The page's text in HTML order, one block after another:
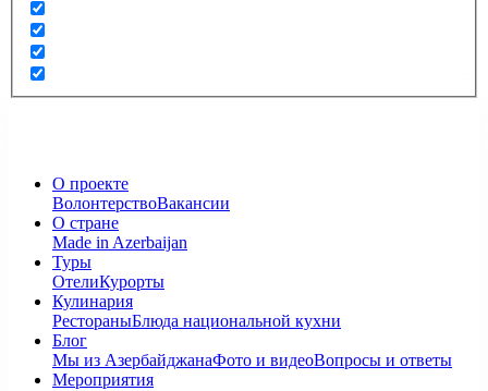
О проекте
ВолонтерствоВакансии
О стране
Made in Azerbaijan
Туры
ОтелиКурорты
Кулинария
РестораныБлюда национальной кухни
Блог
Мы из АзербайджанаФото и видеоВопросы и ответы
Мероприятия